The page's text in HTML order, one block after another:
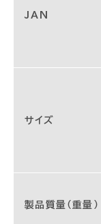
JAN
サイズ
製品質量（重量）